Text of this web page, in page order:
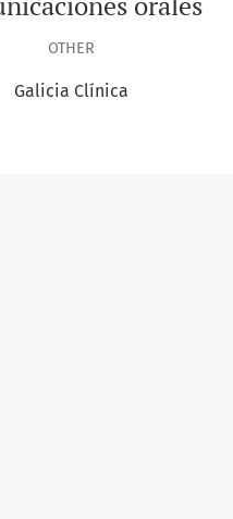
OTHER
Galicia Clínica